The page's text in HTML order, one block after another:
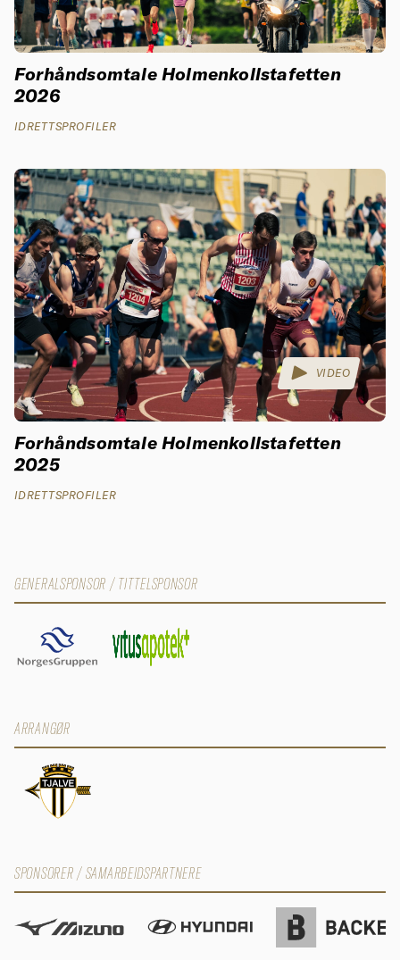
Forhåndsomtale Holmenkollstafetten
2026
IDRETTSPROFILER
VIDEO
Forhåndsomtale Holmenkollstafetten
2025
IDRETTSPROFILER
GENERALSPONSOR / TITTELSPONSOR
ARRANGØR
SPONSORER / SAMARBEIDSPARTNERE